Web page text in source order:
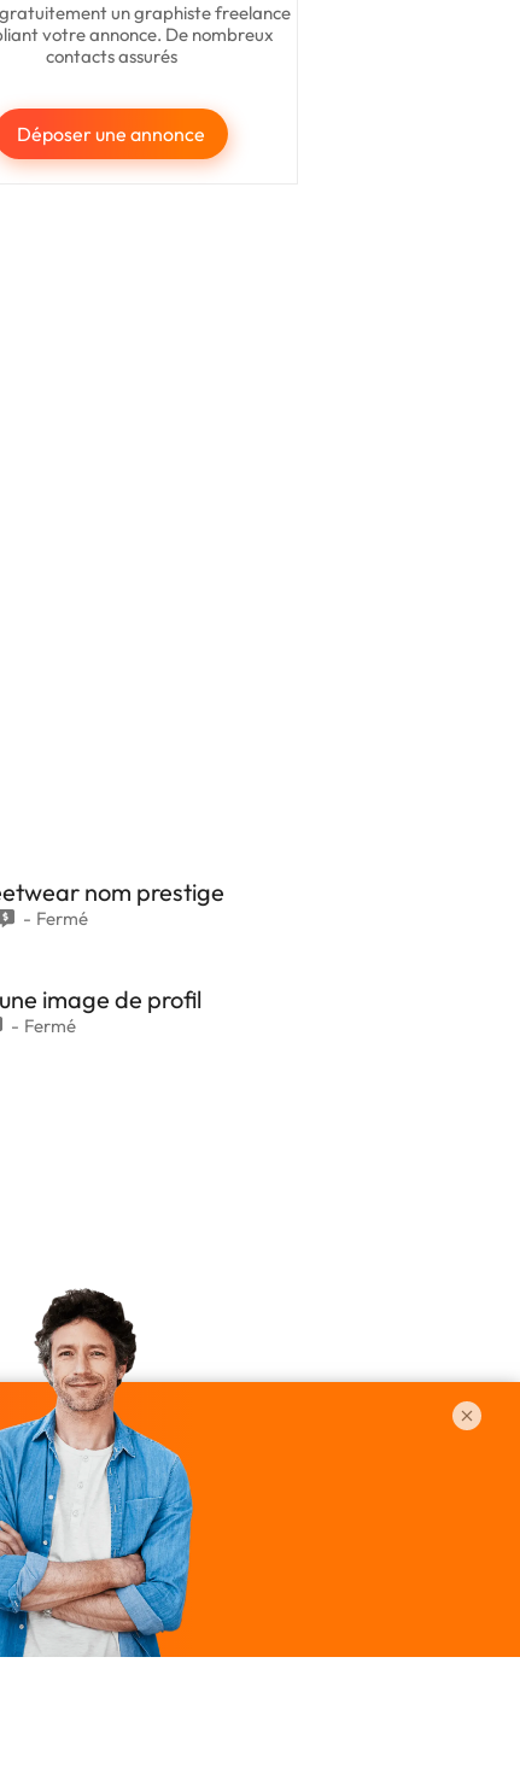
un graphiste freelance
votre annonce. De nombreux
contacts assurés
Déposer une annonce
nom prestige
Fermé
image de profil
Fermé